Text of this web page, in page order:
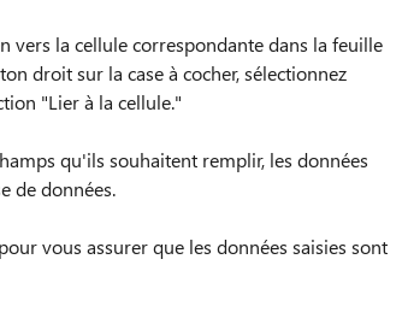
vers la cellule correspondante dans la feuille
droit sur la case à cocher, sélectionnez
"Lier à la cellule."
qu'ils souhaitent remplir, les données
de données.
vous assurer que les données saisies sont